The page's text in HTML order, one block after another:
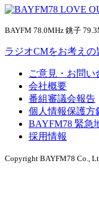
BAYFM 78.0MHz 銚子
ラジオCMをお考えの
ご意見・お問い
会社概要
番組審議会報告
個人情報保護方
BAYFM78 緊急
採用情報
Copyright BAYFM78 Co.,